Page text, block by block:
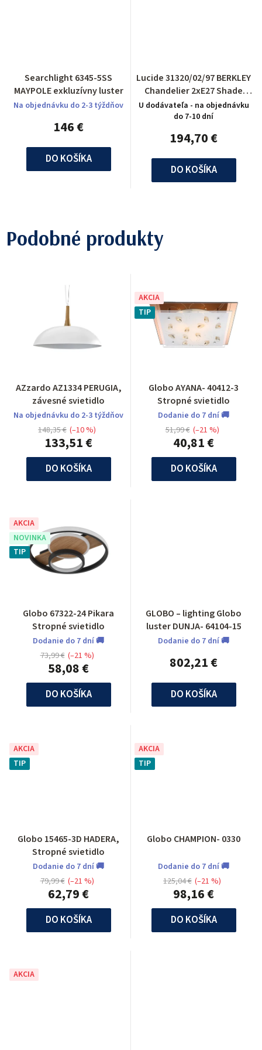
Searchlight 6345-5SS
MAYPOLE exkluzívny luster
Na objednávku do 2-3 týždňov
146 €
DO KOŠÍKA
Lucide 31320/02/97 BERKLEY
Chandelier 2xE27 Shade
Metal Rust
U dodávateľa - na objednávku
do 7-10 dní
194,70 €
DO KOŠÍKA
Podobné produkty
AZzardo AZ1334 PERUGIA,
závesné svietidlo
Na objednávku do 2-3 týždňov
133,51 €
148,35 € (–10 %)
DO KOŠÍKA
AKCIA
TIP
Globo AYANA- 40412-3
Stropné svietidlo
Dodanie do 7 dní 🚚
40,81 €
51,99 € (–21 %)
DO KOŠÍKA
AKCIA
NOVINKA
TIP
Globo 67322-24 Pikara
Stropné svietidlo
Dodanie do 7 dní 🚚
58,08 €
73,99 € (–21 %)
DO KOŠÍKA
GLOBO – lighting Globo
luster DUNJA- 64104-15
Dodanie do 7 dní 🚚
802,21 €
DO KOŠÍKA
AKCIA
TIP
Globo 15465-3D HADERA,
Stropné svietidlo
Dodanie do 7 dní 🚚
62,79 €
79,99 € (–21 %)
DO KOŠÍKA
AKCIA
TIP
Globo CHAMPION- 0330
Dodanie do 7 dní 🚚
98,16 €
125,04 € (–21 %)
DO KOŠÍKA
AKCIA